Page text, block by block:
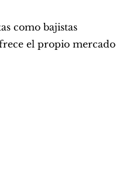
como bajistas
el propio mercado